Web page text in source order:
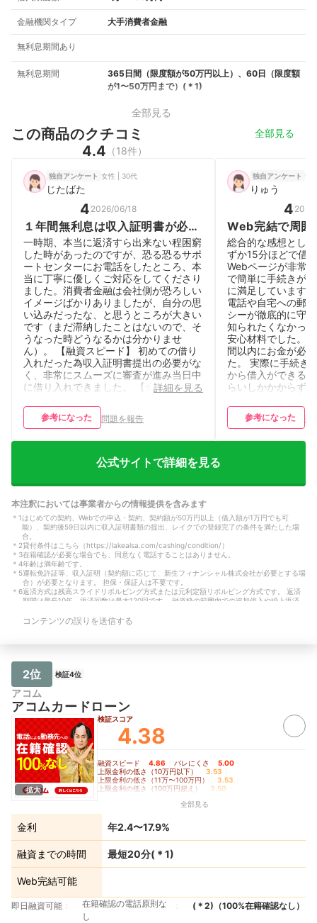
金融機関タイプ 大手消費者金融
無利息期間あり
無利息期間
365日間（限度額が50万円以上）、60日（限度額
が1〜50万円まで） (＊ 1)
全部見る
この商品のクチコミ 全部見る
4.4 （18件）
独自アンケート 女性 | 30代
じたばた
4 2026/06/18
１年間無利息は収入証明書が必
要。証明できなければ無利息期間
は１カ月になるので注意。対応は
丁寧迅速。
一時期、本当に返済すら出来ない程困窮
した時があったのですが、恐る恐るサポ
ートセンターにお電話をしたところ、本
当に丁寧に優しくご対応をしてくださり
ました。消費者金融は会社側が恐ろしい
イメージばかりありましたが、自分の思
い込みだったな、と思うところが大きい
です（まだ滞納したことはないので、そ
うなった時どうなるかは分かりませ
ん）。 【融資スピード】 初めての借り
入れだった為収入証明書提出の必要がな
く、非常にスムーズに審査が進み当日中
に借り入れできました。 【金利の低
告を見て借り入れを申請しましたが、結
局そのためには収入証明書が必要でし
無利息では申し込めませんでした。小さ
い※の中にきちんと記載されていました
が、「借金をするような人間だから見落
【プライバシー配慮】 在籍確認や郵送
物の配送は一切ありませんでした。た
だ、申し込み後すぐに自身の番号に電話
がかかってきたのですが、ローンやクレ
カ関連あるあるの「個人名しか名乗らな
い」お電話だったので、一瞬ものすごく
訝しんだ声で電話対応をしてしまいまし
た。 【借入・返済の利便性】 口座引き
落としが初回から設定できたのでかなり
楽でした。Webページもパキッとした色
合いでかなり見やすいです。 【基本情
かかった時間：1〜3時間 借入限度額：
10万円〜30万円 借入社数：1社目
詳細を見る
参考になった 問題を報告
独自アンケート 女
りゅう
4
Web完結で周囲
カードローン
総合的な感想とし
ずか15分ほどで借
Webページが非常
で簡単に手続きが
に満足しています
電話や自宅への郵
シーが徹底的に守
知られたくなかっ
安心材料でした。
間以内にお金が必
た。 実際に手続き
から借入ができる
らいしかかからず
イミングですぐに
ことです。 気にな
分、仕方のない部
30日間の無利息期
すれば余計なコス
費にも非常にお得
間が終わった後の
す。 計画的に返済
くなるため、事前
ンが欠かせないと
イバシー配慮】 良
く簡単に操作でき
です。 スマホから
や返済の手続きが
点は特にありませ
契約社員 借入用途
参考になった
公式サイトで詳細を見る
本注釈においては事業者からの情報提供を含みます
＊ 1はじめての契約、Webでの申込・契約、契約額が50万円以上（借入額が1万円でも可
能）、契約後59日以内に収入証明書類の提出、レイクでの登録完了の条件を満たした場
合。
＊ 2貸付条件はこちら（https://lakealsa.com/cashing/condition/）
＊ 3在籍確認が必要な場合でも、同意なく電話することはありません。
＊ 4年齢は満年齢です。
＊ 5運転免許証等、収入証明（契約額に応じて、新生フィナンシャル株式会社が必要とする場
合）が必要となります。 担保・保証人は不要です。
＊ 6返済方式は残高スライドリボルビング方式または元利定額リボルビング方式です。 返済
期間は最長10年、返済回数は最大120回です。 融資枠の範囲内での追加借入や繰上返済
コンテンツの誤りを送信する
2位 検証4位
アコム
アコムカードローン
拡大
検証スコア
4.38
融資スピード 4.86 バレにくさ 5.00
上限金利の低さ（10万円以下） 3.53
上限金利の低さ（11万〜100万円） 3.53
上限金利の低さ（100万円超え） 3.50
全部見る
金利 年2.4〜17.9%
融資までの時間 最短20分(＊1)
Web完結可能
即日融資可能
在籍確認の電話原則な
し
(＊ 2) （100%在籍確認なし）